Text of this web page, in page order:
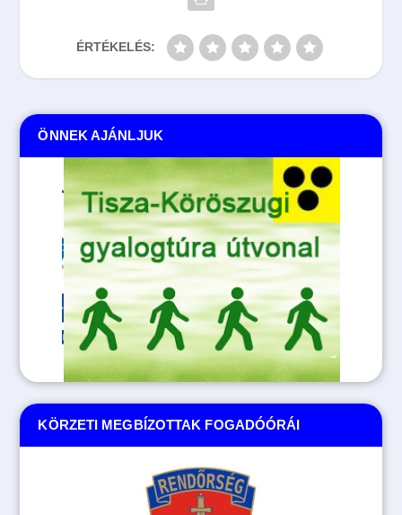
ÉRTÉKELÉS:
KÖRZETI MEGBÍZOTTAK FOGADÓÓRÁI
ÖNNEK AJÁNLJUK